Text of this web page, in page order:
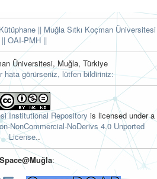
|| Muğla Sıtkı Koçman Üniversitesi
|| OAI-PMH ||
Üniversitesi, Muğla, Türkiye
hata görürseniz, lütfen bildiriniz:
Institutional Repository is licensed under a
NonCommercial-NoDerivs 4.0 Unported
License..
: